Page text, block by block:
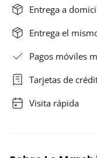
Entrega a
Entrega el
Pagos móviles
Tarjetas de
Visita rápida